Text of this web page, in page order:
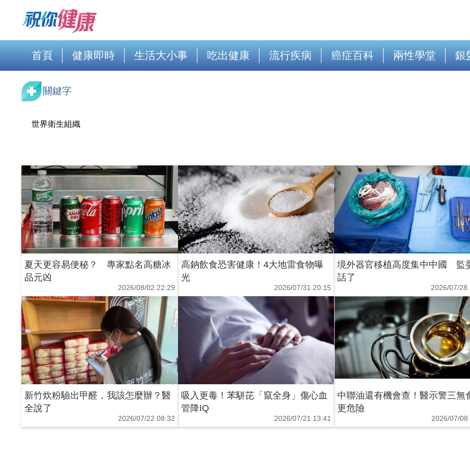
首頁 健康即時 生活大小事 吃出健康 流行疾病 癌症百科 兩性學堂 銀
關鍵字
世界衛生組織
夏天更容易便秘？ 專家點名高糖冰
品元凶
2026/08/02 22:29
高鈉飲食恐害健康！4大地雷食物曝
光
2026/07/31 20:15
境外器官移植高度集中中國 監
話了
2026/07/28
新竹炊粉驗出甲醛，我該怎麼辦？醫
全說了
2026/07/22 08:32
吸入更毒！苯駢芘「竄全身」傷心血
管降IQ
2026/07/21 13:41
中聯油還有機會查！醫示警三無
更危險
2026/07/08